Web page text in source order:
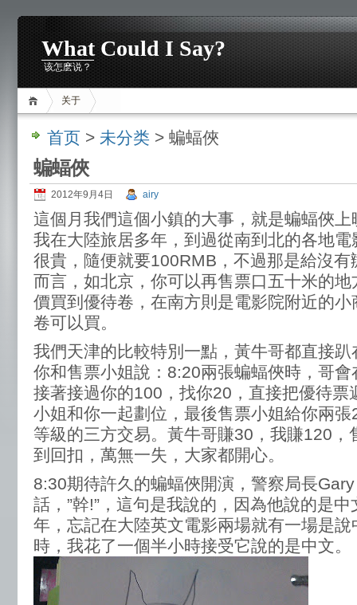
What Could I Say?
该怎麽说？
关于
首页 > 未分类 > 蝙蝠俠
蝙蝠俠
2012年9月4日 airy
這個月我們這個小鎮的大事，就是蝙蝠俠上
我在大陸旅居多年，到過從南到北的各地
很貴，隨便就要100RMB，不過那是給沒有
而言，如北京，你可以再售票口五十米的
價買到優待卷，在南方則是電影院附近的
卷可以買。
我們天津的比較特別一點，黃牛哥都直接
你和售票小姐說：8:20兩張蝙蝠俠時，哥
接著接過你的100，找你20，直接把優待票
小姐和你一起劃位，最後售票小姐給你兩
等級的三方交易。黃牛哥賺30，我賺120，
到回扣，萬無一失，大家都開心。
8:30期待許久的蝙蝠俠開演，警察局長
話，”幹!”，這句是我說的，因為他說的是
年，忘記在大陸英文電影兩場就有一場是
時，我花了一個半小時接受它說的是中文。